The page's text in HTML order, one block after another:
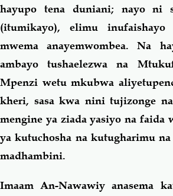
hayupo tena duniani; nayo ni
(itumikayo), elimu
mwema anayemwombea. Na
ambayo tushaelezwa na
Mpenzi wetu mkubwa
kheri, sasa kwa nini tujizonge
mengine ya ziada yasiyo na faida
ya kutuchosha na kutugharimu
madhambini.
Imaam An-Nawawiy anasema